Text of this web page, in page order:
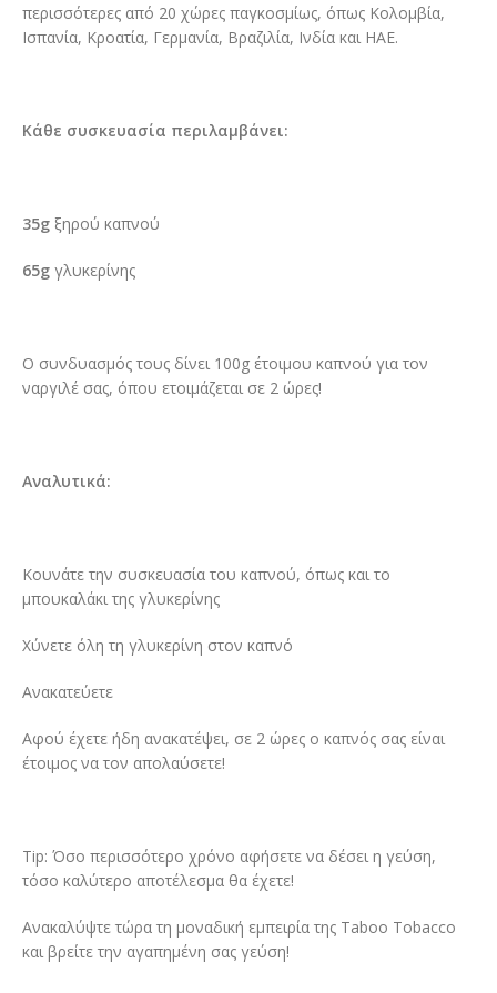
περισσότερες από 20 χώρες παγκοσμίως, όπως Κολομβία,
Ισπανία, Κροατία, Γερμανία, Βραζιλία, Ινδία και ΗΑΕ.
Κάθε συσκευασία περιλαμβάνει:
35g ξηρού καπνού
65g γλυκερίνης
Ο συνδυασμός τους δίνει 100g έτοιμου καπνού για τον
ναργιλέ σας, όπου ετοιμάζεται σε 2 ώρες!
Αναλυτικά:
Κουνάτε την συσκευασία του καπνού, όπως και το
μπουκαλάκι της γλυκερίνης
Χύνετε όλη τη γλυκερίνη στον καπνό
Ανακατεύετε
Αφού έχετε ήδη ανακατέψει, σε 2 ώρες ο καπνός σας είναι
έτοιμος να τον απολαύσετε!
Tip: Όσο περισσότερο χρόνο αφήσετε να δέσει η γεύση,
τόσο καλύτερο αποτέλεσμα θα έχετε!
Ανακαλύψτε τώρα τη μοναδική εμπειρία της Taboo Tobacco
και βρείτε την αγαπημένη σας γεύση!